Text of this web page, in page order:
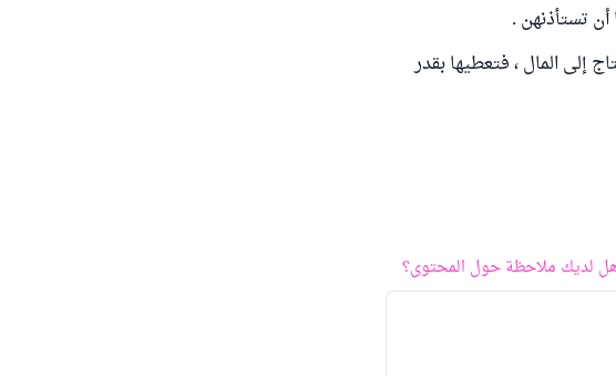
تستأذنهن .
إلى المال ، فتعطيها بقدر
لديك ملاحظة حول المحتوى؟